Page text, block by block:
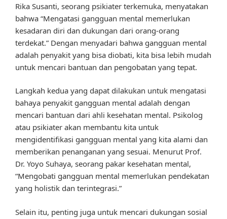
Rika Susanti, seorang psikiater terkemuka, menyatakan
bahwa “Mengatasi gangguan mental memerlukan
kesadaran diri dan dukungan dari orang-orang
terdekat.” Dengan menyadari bahwa gangguan mental
adalah penyakit yang bisa diobati, kita bisa lebih mudah
untuk mencari bantuan dan pengobatan yang tepat.
Langkah kedua yang dapat dilakukan untuk mengatasi
bahaya penyakit gangguan mental adalah dengan
mencari bantuan dari ahli kesehatan mental. Psikolog
atau psikiater akan membantu kita untuk
mengidentifikasi gangguan mental yang kita alami dan
memberikan penanganan yang sesuai. Menurut Prof.
Dr. Yoyo Suhaya, seorang pakar kesehatan mental,
“Mengobati gangguan mental memerlukan pendekatan
yang holistik dan terintegrasi.”
Selain itu, penting juga untuk mencari dukungan sosial